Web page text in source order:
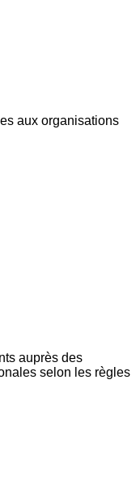
aux organisations
auprès des
selon les règles